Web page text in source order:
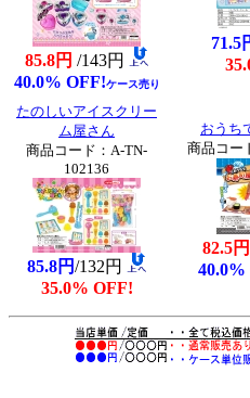
85.8円 /143円
40.0% OFF!ケース売り
71.5
たのしいアイスクリー
ム屋さん
商品コード：A-TN-
102136
85.8円/132円
35.0% OFF!
おうち
商品コー
82.5円
40.0%